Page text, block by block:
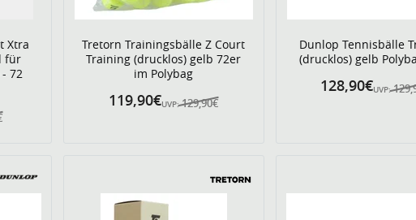
Xtra
für
72
Tretorn Trainingsbälle Z Court
Training (drucklos) gelb 72er
im Polybag
UVP: 129,90€
119,90€
Dunlop Tennisbälle
(drucklos) gelb
UVP:
128,90€